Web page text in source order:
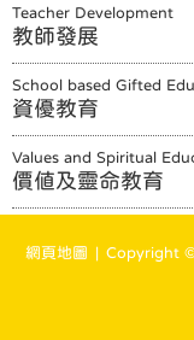
Teacher Development
教師發展
School based Gifted
資優教育
Values and Spiritual
價值及靈命教育
網頁地圖 | Copyright